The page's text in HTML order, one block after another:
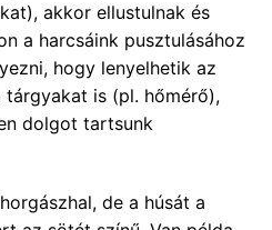
akkor ellustulnak és
a harcsáink pusztulásához
hogy lenyelhetik az
is (pl. hőmérő),
dolgot tartsunk
de a húsát a